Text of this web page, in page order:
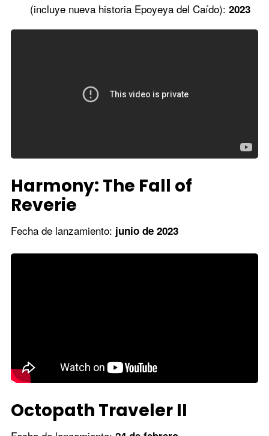
(incluye nueva historia Epoyeya del Caído): 2023
Harmony: The Fall of
Reverie
Fecha de lanzamiento: junio de 2023
Octopath Traveler II